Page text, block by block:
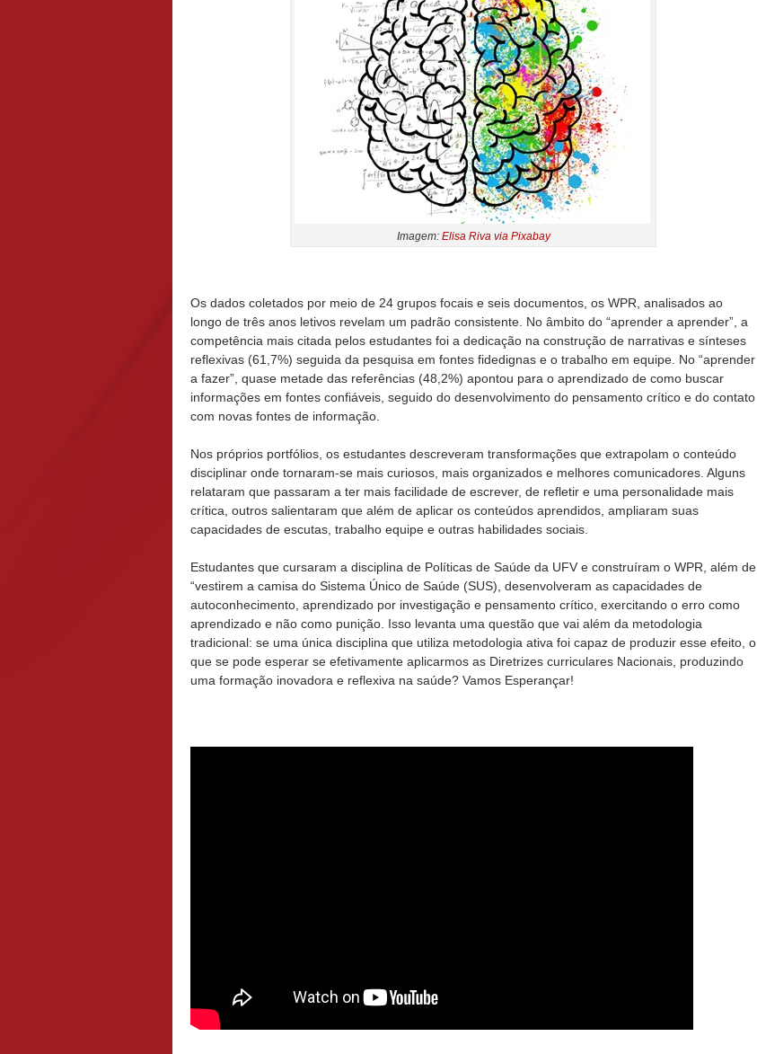
Imagem: Elisa Riva via Pixabay
Os dados coletados por meio de 24 grupos focais e seis documentos, os WPR, analisados ao
longo de três anos letivos revelam um padrão consistente. No âmbito do “aprender a aprender”, a
competência mais citada pelos estudantes foi a dedicação na construção de narrativas e sínteses
reflexivas (61,7%) seguida da pesquisa em fontes fidedignas e o trabalho em equipe. No “aprender
a fazer”, quase metade das referências (48,2%) apontou para o aprendizado de como buscar
informações em fontes confiáveis, seguido do desenvolvimento do pensamento crítico e do contato
com novas fontes de informação.
Nos próprios portfólios, os estudantes descreveram transformações que extrapolam o conteúdo
disciplinar onde tornaram-se mais curiosos, mais organizados e melhores comunicadores. Alguns
relataram que passaram a ter mais facilidade de escrever, de refletir e uma personalidade mais
crítica, outros salientaram que além de aplicar os conteúdos aprendidos, ampliaram suas
capacidades de escutas, trabalho equipe e outras habilidades sociais.
Estudantes que cursaram a disciplina de Políticas de Saúde da UFV e construíram o WPR, além de
“vestirem a camisa do Sistema Único de Saúde (SUS), desenvolveram as capacidades de
autoconhecimento, aprendizado por investigação e pensamento crítico, exercitando o erro como
aprendizado e não como punição. Isso levanta uma questão que vai além da metodologia
tradicional: se uma única disciplina que utiliza metodologia ativa foi capaz de produzir esse efeito, o
que se pode esperar se efetivamente aplicarmos as Diretrizes curriculares Nacionais, produzindo
uma formação inovadora e reflexiva na saúde? Vamos Esperançar!